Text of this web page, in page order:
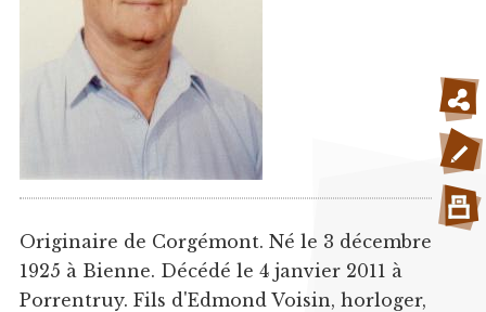
Originaire de Corgémont. Né le 3 décembre
1925 à Bienne. Décédé le 4 janvier 2011 à
Porrentruy. Fils d'Edmond Voisin, horloger,